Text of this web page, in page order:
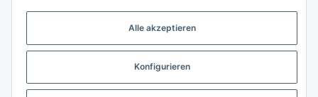
Alle akzeptieren
Konfigurieren
Gesetzliche Informationen
Weitere Informationen
Support - Hilfe